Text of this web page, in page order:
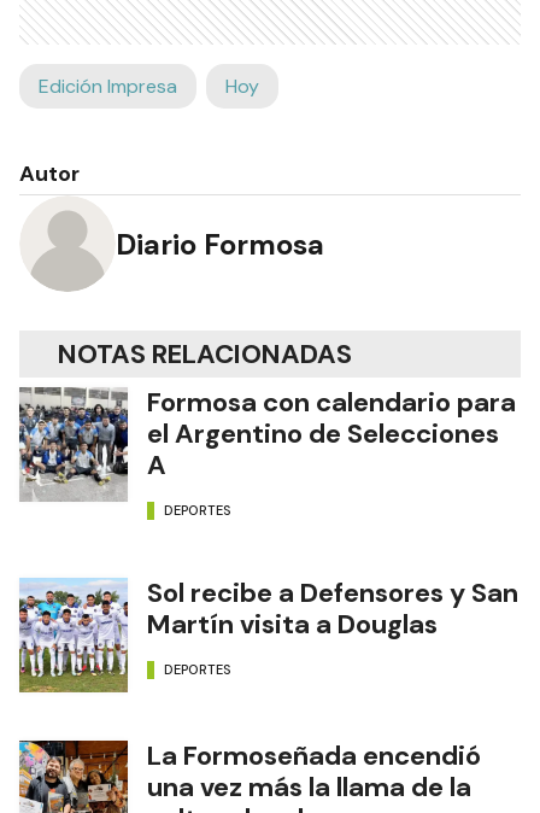
Edición Impresa Hoy
Autor
Diario Formosa
NOTAS RELACIONADAS
Formosa con calendario para
el Argentino de Selecciones
A
DEPORTES
Sol recibe a Defensores y San
Martín visita a Douglas
DEPORTES
La Formoseñada encendió
una vez más la llama de la